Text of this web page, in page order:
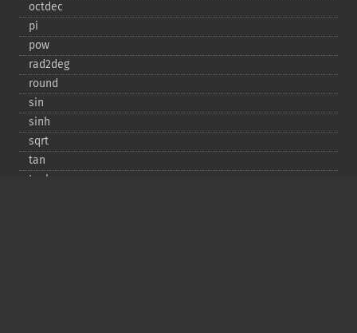
octdec
pi
pow
rad2deg
round
sin
sinh
sqrt
tan
tanh